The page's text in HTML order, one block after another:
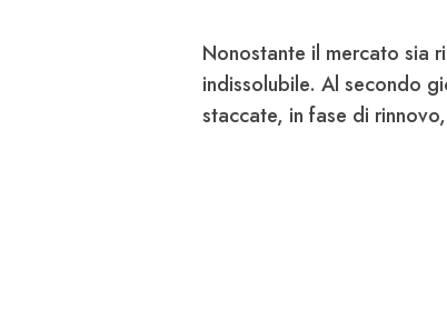
Nonostante il mercato sia
indissolubile. Al secondo
staccate, in fase di